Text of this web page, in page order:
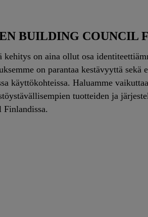
BUILDING COUNCIL
kehitys on aina ollut osa
on parantaa kestävyyttä
käyttökohteissa. Haluamme
tuotteiden ja
Finlandissa.